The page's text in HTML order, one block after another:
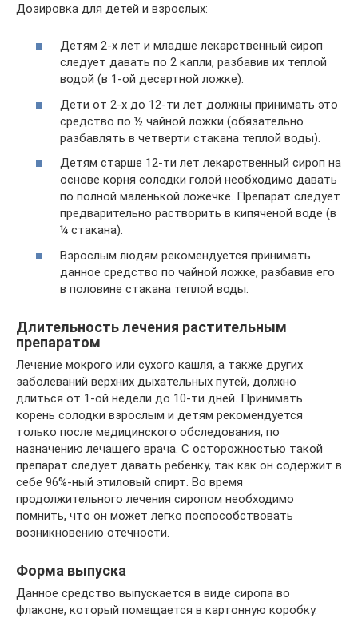
Дозировка для детей и взрослых:
Детям 2-х лет и младше лекарственный сироп
следует давать по 2 капли, разбавив их теплой
водой (в 1-ой десертной ложке).
Дети от 2-х до 12-ти лет должны принимать это
средство по ½ чайной ложки (обязательно
разбавлять в четверти стакана теплой воды).
Детям старше 12-ти лет лекарственный сироп на
основе корня солодки голой необходимо давать
по полной маленькой ложечке. Препарат следует
предварительно растворить в кипяченой воде (в
¼ стакана).
Взрослым людям рекомендуется принимать
данное средство по чайной ложке, разбавив его
в половине стакана теплой воды.
Длительность лечения растительным
препаратом
Лечение мокрого или сухого кашля, а также других
заболеваний верхних дыхательных путей, должно
длиться от 1-ой недели до 10-ти дней. Принимать
корень солодки взрослым и детям рекомендуется
только после медицинского обследования, по
назначению лечащего врача. С осторожностью такой
препарат следует давать ребенку, так как он содержит в
себе 96%-ный этиловый спирт. Во время
продолжительного лечения сиропом необходимо
помнить, что он может легко поспособствовать
возникновению отечности.
Форма выпуска
Данное средство выпускается в виде сиропа во
флаконе, который помещается в картонную коробку.